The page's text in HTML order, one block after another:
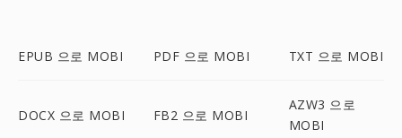
EPUB 으로 MOBI PDF 으로 MOBI TXT 으로 MOBI
DOCX 으로 MOBI FB2 으로 MOBI
AZW3 으로
MOBI